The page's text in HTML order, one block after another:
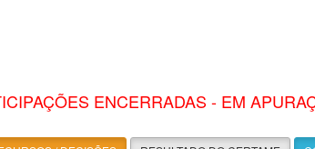
ENCERRADAS - EM